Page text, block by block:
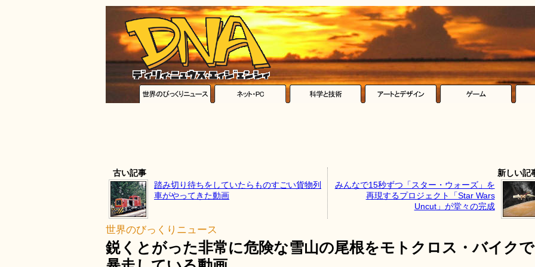
古い記事
踏み切り待ちをしていたらものすごい貨物列
車がやってきた動画
新しい記
みんなで15秒ずつ「スター・ウォーズ」を
再現するプロジェクト「Star Wars
Uncut」が堂々の完成
世界のびっくりニュース
鋭くとがった非常に危険な雪山の尾根をモトクロス・バイクで